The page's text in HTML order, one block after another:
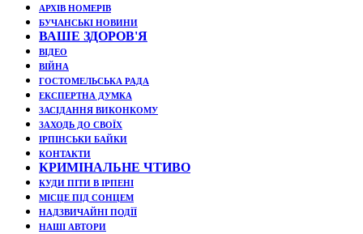
АРХІВ НОМЕРІВ
БУЧАНСЬКІ НОВИНИ
ВАШЕ ЗДОРОВ'Я
ВІДЕО
ВІЙНА
ГОСТОМЕЛЬСЬКА РАДА
ЕКСПЕРТНА ДУМКА
ЗАСІДАННЯ ВИКОНКОМУ
ЗАХОДЬ ДО СВОЇХ
ІРПІНСЬКИ БАЙКИ
КОНТАКТИ
КРИМІНАЛЬНЕ ЧТИВО
КУДИ ПІТИ В ІРПЕНІ
МІСЦЕ ПІД СОНЦЕМ
НАДЗВИЧАЙНІ ПОДЇЇ
НАШІ АВТОРИ